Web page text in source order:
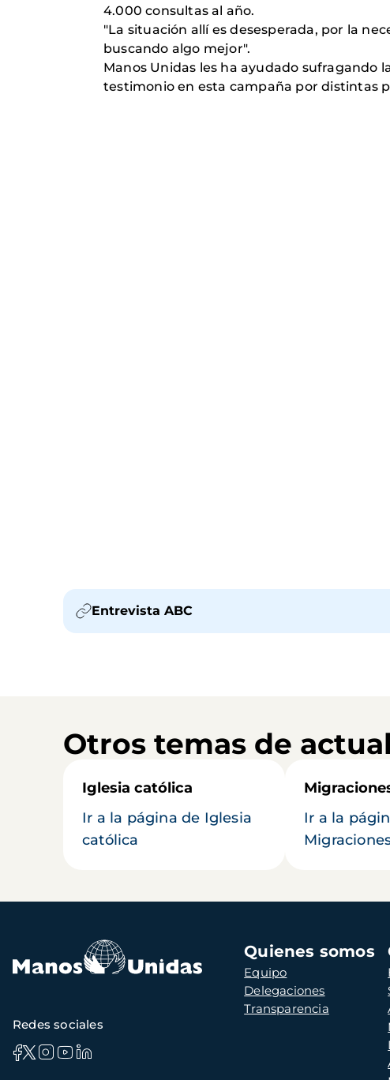
4.000 consultas al año.
"La situación allí es desesperada, por la
buscando algo mejor".
Manos Unidas les ha ayudado sufragando
testimonio en esta campaña por distintas
Entrevista ABC
Otros temas de
Iglesia católica
Ir a la página de Iglesia
católica
Ir a la
Navegación
principal
Quienes somos
Equipo
Delegaciones
Transparencia
Redes sociales